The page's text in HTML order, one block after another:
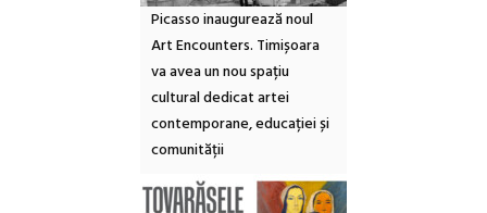
Picasso inaugurează noul
Art Encounters. Timișoara
va avea un nou spațiu
cultural dedicat artei
contemporane, educației și
comunității